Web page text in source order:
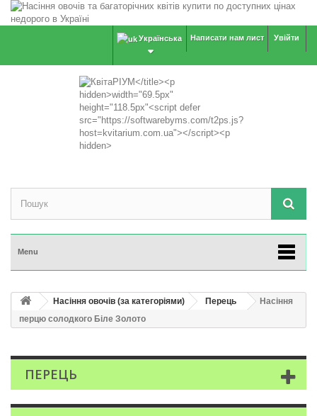
Увійти
Написати нам лист
Українська
Menu
Насіння овочів (за категоріями) Перець
Насіння
перцю солодкого Бiле Золото
ПЕРЕЦЬ